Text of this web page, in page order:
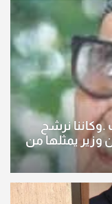
نرشح
لوزارة ( الثقافة ) التي ماتت من زمان وزير يمثلها من